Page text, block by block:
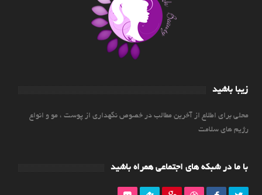
زیبا باشید
محلی برای اطلاع از آخرین مطالب در خصوص نگهداری از پوست ، مو و انواع
رژیم های سلامت
با ما در شبکه های اجتماعی همراه باشید